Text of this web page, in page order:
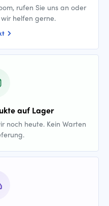
rufen Sie uns an oder
helfen gerne.
auf Lager
noch heute. Kein Warten